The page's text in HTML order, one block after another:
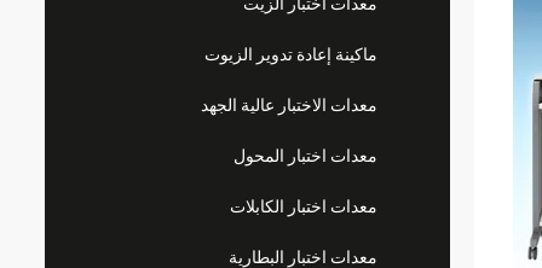
ماكينة إعادة تدوير الزيوت
معدات الاختبار عالية الجهد
معدات اختبار المحول
معدات اختبار الكابلات
معدات اختبار البطارية